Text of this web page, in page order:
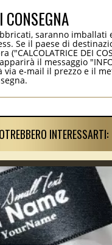
CONSEGNA
saranno imballati
Se il paese di
DEI
apparirà il messaggio
e-mail il prezzo e il
INTERESSARTI: